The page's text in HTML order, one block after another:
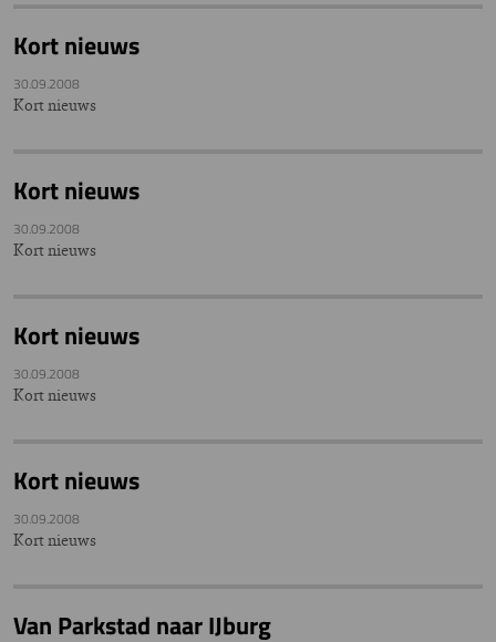
Kort nieuws
30.09.2008
Kort nieuws
Kort nieuws
30.09.2008
Kort nieuws
Kort nieuws
30.09.2008
Kort nieuws
Kort nieuws
30.09.2008
Kort nieuws
Van Parkstad naar IJburg